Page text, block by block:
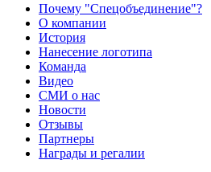
Почему "Спецобъединение"?
О компании
История
Нанесение логотипа
Команда
Видео
СМИ о нас
Новости
Отзывы
Партнеры
Награды и регалии